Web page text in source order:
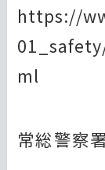
https://
ml
常総警察